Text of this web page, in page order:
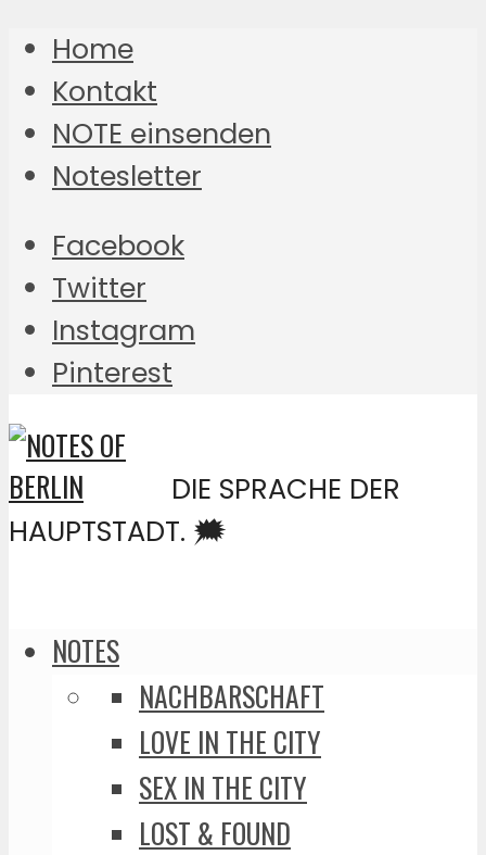
Home
Kontakt
NOTE einsenden
Notesletter
Facebook
Twitter
Instagram
Pinterest
DIE SPRACHE DER
HAUPTSTADT. 🗯️
NOTES
NACHBARSCHAFT
LOVE IN THE CITY
SEX IN THE CITY
LOST & FOUND